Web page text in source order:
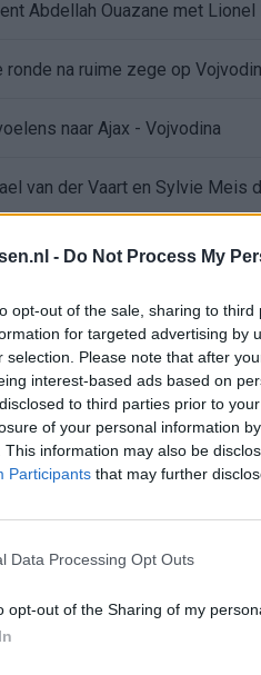
- Do Not Process My
opt-out of the sale, sharing to
for targeted advertising by
selection. Please note that after
interest-based ads based on
to third parties prior to
of your personal information
This information may also be
Participants that may further
Data Processing Opt Outs
opt-out of the Sharing of my
Abdellah Ouazane met
na ruime zege op
naar Ajax - Vojvodina
van der Vaart en Sylvie Meis
Ajax en FC Twente in Europa
"Kampioen met Jong
geschiedenis met rode
League? Dit zijn de belangrijke
terugkeer: NEC onderzoekt